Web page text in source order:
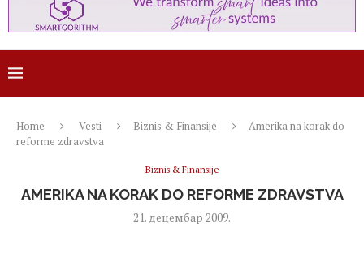
Home Vesti Biznis & Finansije
Amerika na korak do
reforme zdravstva
Biznis & Finansije
AMERIKA NA KORAK DO REFORME ZDRAVSTVA
21. децембар 2009.